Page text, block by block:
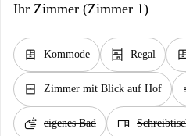
Ihr Zimmer (Zimmer 1)
dresser Kommode shelves Regal
window_closed Zimmer mit Blick auf Hof
soap eigenes Bad desk